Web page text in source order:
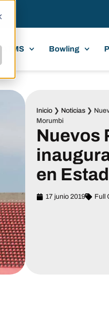
ATMS Bowling
Inicio❯ Noticias❯
Morumbi
Nuevos
en
17 junio 2019 Full